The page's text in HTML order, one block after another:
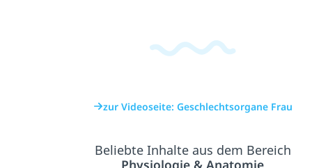
zur Videoseite: Geschlechtsorgane Frau
Beliebte Inhalte aus dem Bereich
Physiologie & Anatomie